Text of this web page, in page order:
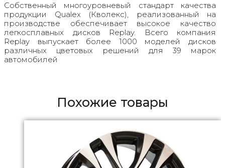
Собственный многоуровневый стандарт качества
продукции Qualex (Кволекс), реализованный на
производстве обеспечивает высокое качество
легкосплавных дисков Replay. Всего компания
Replay выпускает более 1000 моделей дисков
различных цветовых решений для 39 марок
автомобилей
Похожие товары